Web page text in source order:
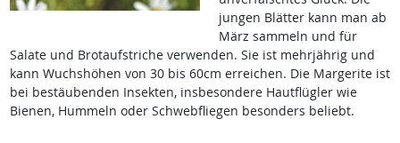
jungen Blätter kann man ab
März sammeln und für
Salate und Brotaufstriche verwenden. Sie ist mehrjährig und
kann Wuchshöhen von 30 bis 60cm erreichen. Die Margerite ist
bei bestäubenden Insekten, insbesondere Hautflügler wie
Bienen, Hummeln oder Schwebfliegen besonders beliebt.